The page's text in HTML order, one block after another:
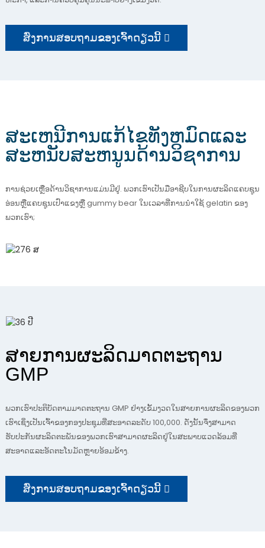
ສົ່ງການສອບຖາມຂອງເຈົ້າດຽວນີ້
ສະເຫນີການແກ້ໄຂທັງຫມົດແລະ
ສະຫນັບສະຫນູນດ້ານວິຊາການ
ການຊ່ວຍເຫຼືອດ້ານວິຊາການແມ່ນມີຢູ່. ພວກເຮົາເປັນມືອາຊີບໃນການຜະລິດແຄບຊູນ
ອ່ອນຫຼືແຄບຊູນເປົ່າແຂງຫຼື gummy bear ໃນເວລາທີ່ການນໍາໃຊ້ gelatin ຂອງ
ພວກເຮົາ;
ສາຍການຜະລິດມາດຕະຖານ
GMP
ພວກເຮົາປະຕິບັດຕາມມາດຕະຖານ GMP ຢ່າງເຂັ້ມງວດໃນສາຍການຜະລິດຂອງພວກ
ເຮົາເຊິ່ງເປັນເຈົ້າຂອງກອງປະຊຸມທີ່ສະອາດລະດັບ 100,000. ດັ່ງນັ້ນຈຶ່ງສາມາດ
ຮັບປະກັນຜະລິດຕະພັນຂອງພວກເຮົາສາມາດຜະລິດຢູ່ໃນສະພາບແວດລ້ອມທີ່
ສະອາດແລະອັດຕະໂນມັດຫຼາຍອ້ອມຂ້າງ.
ສົ່ງການສອບຖາມຂອງເຈົ້າດຽວນີ້